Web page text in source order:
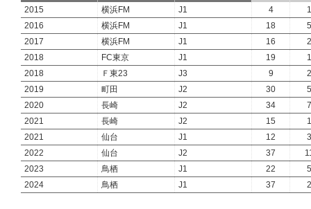
2015
横浜FM J1 4
1
2016
横浜FM J1 18
5
2017
横浜FM J1 16
2
2018
FC東京 J1 19
1
2018
Ｆ東23 J3 9
2
2019
町田 J2 30
5
2020
長崎 J2 34
7
2021
長崎 J2 15
1
2021
仙台 J1 12
3
2022
仙台 J2 37
2023
鳥栖 J1 22
5
2024
鳥栖 J1 37 2